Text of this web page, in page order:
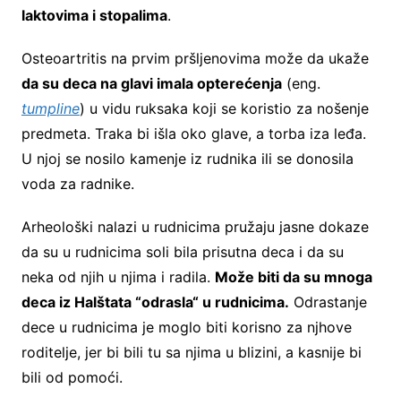
laktovima i stopalima.
Osteoartritis na prvim pršljenovima može da ukaže
da su deca na glavi imala opterećenja(eng.
tumpline) u vidu ruksaka koji se koristio za nošenje
predmeta. Traka bi išla oko glave, a torba iza leđa.
U njoj se nosilo kamenje iz rudnika ili se donosila
voda za radnike.
Arheološki nalazi u rudnicima pružaju jasne dokaze
da su u rudnicima soli bila prisutna deca i da su
neka od njih u njima i radila. Može biti da su mnoga
deca iz Halštata “odrasla“ u rudnicima. Odrastanje
dece u rudnicima je moglo biti korisno za njhove
roditelje, jer bi bili tu sa njima u blizini, a kasnije bi
bili od pomoći.